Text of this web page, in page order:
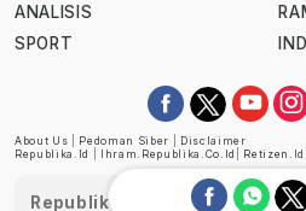
ANALISIS
SPORT
About Us Pedoman Siber
Disclaimer
Republika.id
Ihram.republika.co.id Retizen.id
Republika telah diverifikasi